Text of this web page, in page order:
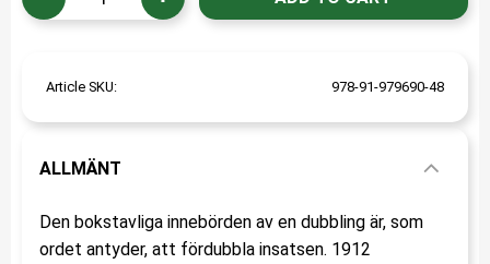
Article SKU 978-91-979690-48
ALLMÄNT
Den bokstavliga innebörden av en dubbling är, som
ordet antyder, att fördubbla insatsen. 1912